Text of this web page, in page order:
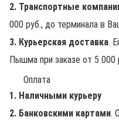
2. Транспортные
000 руб., до терминала в
3. Курьерская доставка.
Пышма при заказе от 5 000
Оплата
1. Наличными курьеру
2. Банковскими картами.